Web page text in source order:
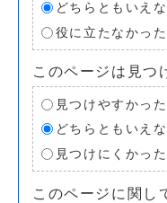
どちらともいえ
役に立たなかった
このページは見つ
見つけやすかった
どちらともいえ
見つけにくかった
このページに関し